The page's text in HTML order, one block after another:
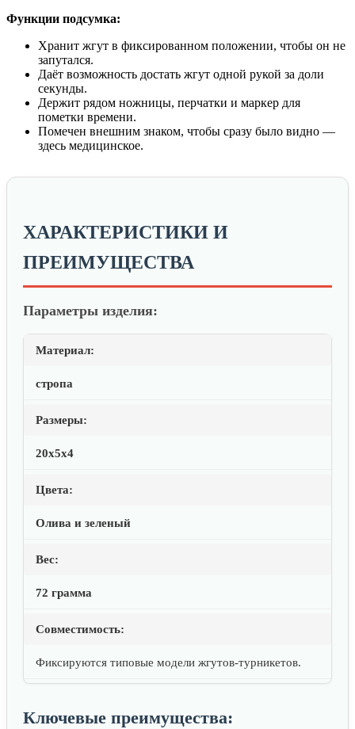
Функции подсумка:
Хранит жгут в фиксированном положении, чтобы он не
запутался.
Даёт возможность достать жгут одной рукой за доли
секунды.
Держит рядом ножницы, перчатки и маркер для
пометки времени.
Помечен внешним знаком, чтобы сразу было видно —
здесь медицинское.
ХАРАКТЕРИСТИКИ И
ПРЕИМУЩЕСТВА
Параметры изделия:
Материал:
стропа
Размеры:
20x5x4
Цвета:
Олива и зеленый
Вес:
72 грамма
Совместимость:
Фиксируются типовые модели жгутов-турникетов.
Ключевые преимущества: